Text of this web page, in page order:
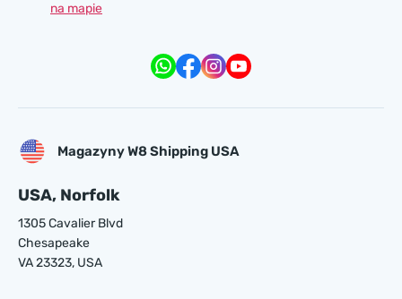
na mapie
Magazyny W8 Shipping USA
USA, Norfolk
1305 Cavalier Blvd
Chesapeake
VA 23323, USA